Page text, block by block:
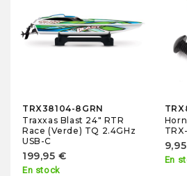
TRX38104-8GRN
Traxxas Blast 24" RTR
Race (Verde) TQ 2.4GHz
USB-C
199,95 €
En stock
En